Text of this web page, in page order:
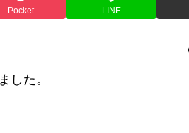
Pocket LINE
した。